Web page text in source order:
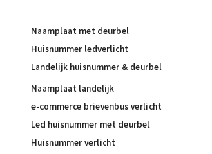
Naamplaat met deurbel
Huisnummer ledverlicht
Landelijk huisnummer & deurbel
Naamplaat landelijk
e-commerce brievenbus verlicht
Led huisnummer met deurbel
Huisnummer verlicht